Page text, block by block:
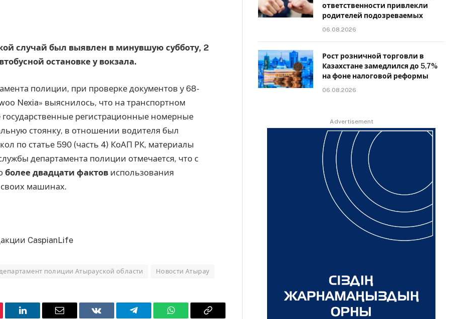
случай был выявлен в минувшую субботу, 2
остановке у вокзала.
полиции, при проверке документов у 68-
Nexia» выяснилось, что на транспортном
государственные регистрационные номерные
стоянку, в отношении водителя был
по статье 590 (часть 4) КоАП РК, материалы
департамента полиции отмечается, что с
более двадцати фактовиспользования
машинах.
CaspianLife
департамент полиции Атырауской области Новости Атырау
ответственности привлекли
родителей подозреваемых
06.08.2026
Рост розничной торговли в
Казахстане замедлился до 5,7%
на фоне налоговой реформы
06.08.2026
Advertisement